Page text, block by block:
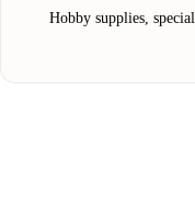
Hobby supplies,